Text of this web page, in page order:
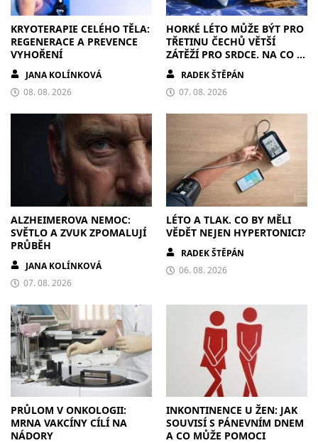
KRYOTERAPIE CELÉHO TĚLA:
REGENERACE A PREVENCE
VYHOŘENÍ
JANA KOLÍNKOVÁ
08. 08. 2026
HORKÉ LÉTO MŮŽE BÝT PRO
TŘETINU ČECHŮ VĚTŠÍ
ZÁTĚŽÍ PRO SRDCE. NA CO SI
DÁT POZOR?
RADEK ŠTĚPÁN
07. 08. 2026
ALZHEIMEROVA NEMOC:
SVĚTLO A ZVUK ZPOMALUJÍ
PRŮBĚH
JANA KOLÍNKOVÁ
07. 08. 2026
LÉTO A TLAK. CO BY MĚLI
VĚDĚT NEJEN HYPERTONICI?
RADEK ŠTĚPÁN
06. 08. 2026
PRŮLOM V ONKOLOGII:
MRNA VAKCÍNY CÍLÍ NA
NÁDORY
INKONTINENCE U ŽEN: JAK
SOUVISÍ S PÁNEVNÍM DNEM
A CO MŮŽE POMOCI